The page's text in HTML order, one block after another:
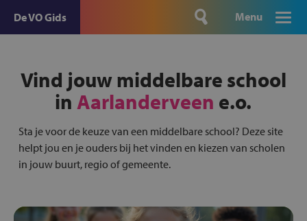
De VO Gids Menu
Vind jouw middelbare school
inAarlanderveen e.o.
Sta je voor de keuze van een middelbare school? Deze site
helpt jou en je ouders bij het vinden en kiezen van scholen
in jouw buurt, regio of gemeente.